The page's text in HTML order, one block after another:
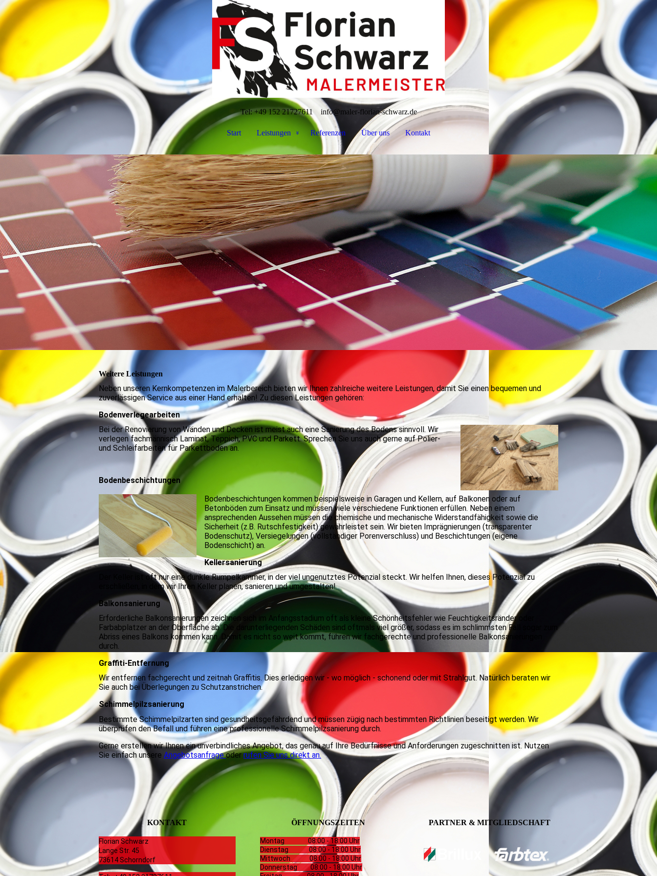
Tel: +49 152 21727611 info@maler-florian-schwarz.de
Start Leistungen Referenzen Über uns Kontakt
Weitere Leistungen
Neben unseren Kernkompetenzen im Malerbereich bieten wir Ihnen zahlreiche weitere Leistungen, damit Sie einen bequemen und
zuverlässigen Service aus einer Hand erhalten! Zu diesen Leistungen gehören:
Bodenverlegearbeiten
Bei der Renovierung von Wänden und Decken ist meist auch eine Sanierung des Bodens sinnvoll. Wir
verlegen fachmännisch Laminat, Teppich, PVC und Parkett. Sprechen Sie uns auch gerne auf Polier-
und Schleifarbeiten für Parkettböden an.
Bodenbeschichtungen
Bodenbeschichtungen kommen beispielsweise in Garagen und Kellern, auf Balkonen oder auf
Betonböden zum Einsatz und müssen viele verschiedene Funktionen erfüllen. Neben einem
ansprechenden Aussehen müssen die chemische und mechanische Widerstandfähigkeit sowie die
Sicherheit (z.B. Rutschfestigkeit) gewährleistet sein. Wir bieten Imprägnierungen (transparenter
Bodenschutz), Versiegelungen (vollständiger Porenverschluss) und Beschichtungen (eigene
Bodenschicht) an.
Kellersanierung
Der Keller ist oft nur eine dunkle Rumpelkammer, in der viel ungenutztes Potenzial steckt. Wir helfen Ihnen, dieses Potenzial zu
erschließen, in dem wir Ihren Keller planen, sanieren und umgestalten!
Balkonsanierung
Erforderliche Balkonsanierungen zeichnen sich im Anfangsstadium oft als kleine Schönheitsfehler wie Feuchtigkeitsränder oder
Farbabplatzer an der Oberfläche ab. Die darunterliegenden Schäden sind oftmals viel größer, sodass es im schlimmsten Fall sogar zum
Abriss eines Balkons kommen kann. Damit es nicht so weit kommt, führen wir fachgerechte und professionelle Balkonsanierungen
durch.
Graffiti-Entfernung
Wir entfernen fachgerecht und zeitnah Graffitis. Dies erledigen wir - wo möglich - schonend oder mit Strahlgut. Natürlich beraten wir
Sie auch bei Überlegungen zu Schutzanstrichen.
Schimmelpilzsanierung
Bestimmte Schimmelpilzarten sind gesundheitsgefährdend und müssen zügig nach bestimmten Richtlinien beseitigt werden. Wir
überprüfen den Befall und führen eine professionelle Schimmelpilzsanierung durch.
Gerne erstellen wir Ihnen ein unverbindliches Angebot, das genau auf Ihre Bedürfnisse und Anforderungen zugeschnitten ist. Nutzen
Sie einfach unsere Angebotsanfrageoderrufen Sie uns direkt an.
KONTAKT
Florian Schwarz
Lange Str. 45
73614 Schorndorf
ÖFFNUNGSZEITEN
Montag 08:00 - 18:00 Uhr
Dienstag 08:00 - 18:00 Uhr
Mittwoch 08:00 - 18:00 Uhr
Donnerstag 08:00 - 18:00 Uhr
PARTNER & MITGLIEDSCHAFT